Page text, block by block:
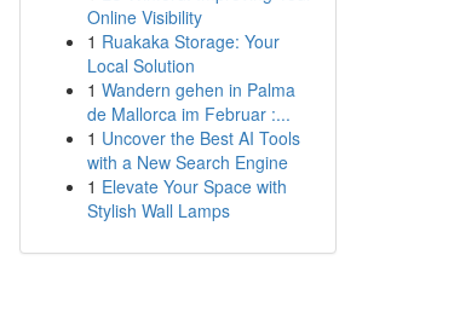
Online Visibility
1 Ruakaka Storage: Your
Local Solution
1 Wandern gehen in Palma
de Mallorca im Februar :...
1 Uncover the Best AI Tools
with a New Search Engine
1 Elevate Your Space with
Stylish Wall Lamps